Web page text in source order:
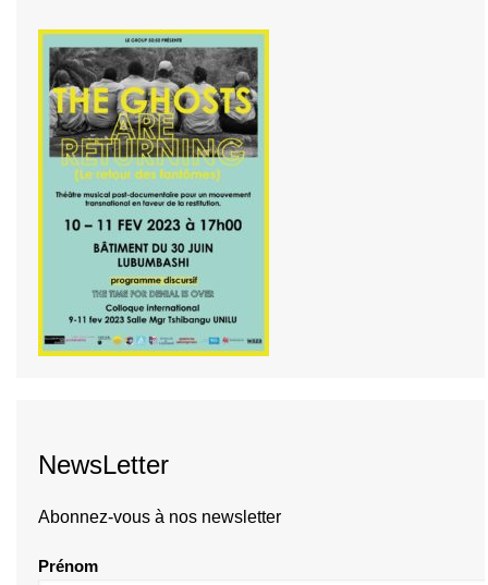
NewsLetter
Abonnez-vous à nos newsletter
Prénom